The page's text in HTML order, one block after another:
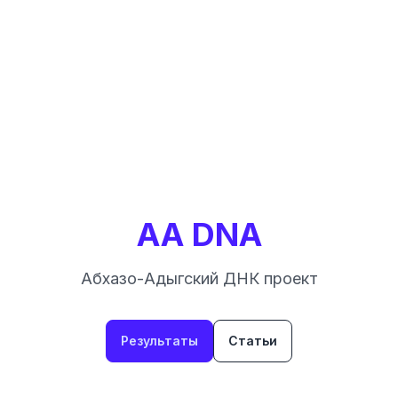
AA DNA
Абхазо-Адыгский ДНК проект
Результаты Статьи